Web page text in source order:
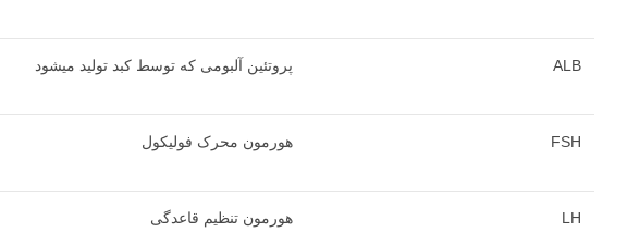
ALB پروتئین آلبومی که توسط کبد تولید میشود
FSH هورمون محرک فولیکول
LH هورمون تنظیم قاعدگی